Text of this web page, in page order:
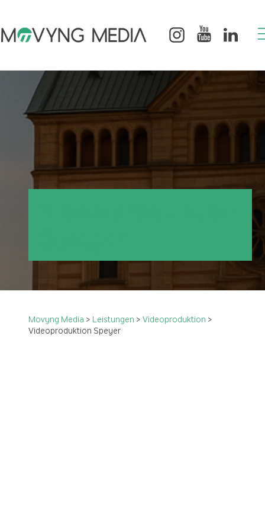
Movyng Media > Leistungen > Videoproduktion >
Videoproduktion Speyer